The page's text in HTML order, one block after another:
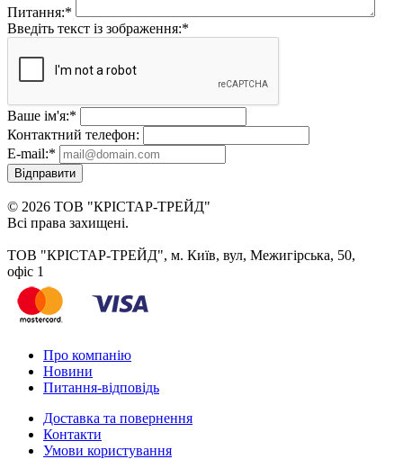
Питання:*
Введіть текст із зображення:*
Ваше ім'я:*
Контактний телефон:
E-mail:*
Відправити
© 2026 ТОВ "КРІСТАР-ТРЕЙД"
Всі права захищені.
ТОВ "КРІСТАР-ТРЕЙД", м. Київ, вул, Межигірська, 50,
офіс 1
Про компанію
Новини
Питання-відповідь
Доставка та повернення
Контакти
Умови користування